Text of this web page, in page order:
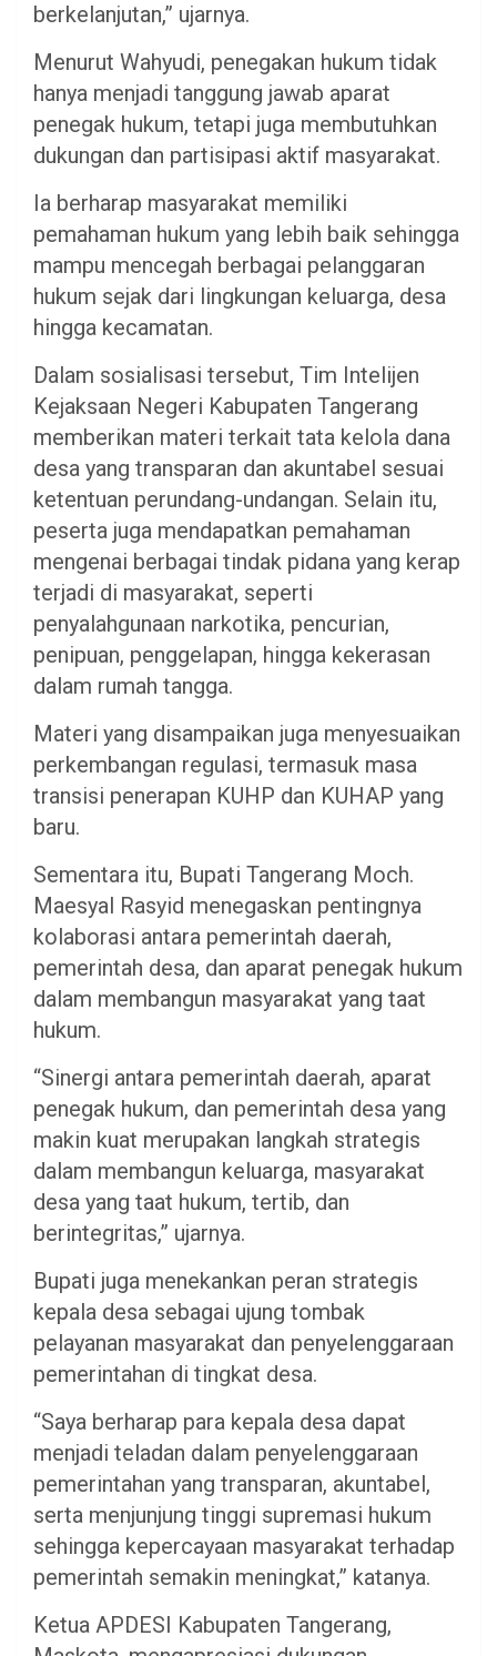
berkelanjutan,” ujarnya.
Menurut Wahyudi, penegakan hukum tidak
hanya menjadi tanggung jawab aparat
penegak hukum, tetapi juga membutuhkan
dukungan dan partisipasi aktif masyarakat.
Ia berharap masyarakat memiliki
pemahaman hukum yang lebih baik sehingga
mampu mencegah berbagai pelanggaran
hukum sejak dari lingkungan keluarga, desa
hingga kecamatan.
Dalam sosialisasi tersebut, Tim Intelijen
Kejaksaan Negeri Kabupaten Tangerang
memberikan materi terkait tata kelola dana
desa yang transparan dan akuntabel sesuai
ketentuan perundang-undangan. Selain itu,
peserta juga mendapatkan pemahaman
mengenai berbagai tindak pidana yang kerap
terjadi di masyarakat, seperti
penyalahgunaan narkotika, pencurian,
penipuan, penggelapan, hingga kekerasan
dalam rumah tangga.
Materi yang disampaikan juga menyesuaikan
perkembangan regulasi, termasuk masa
transisi penerapan KUHP dan KUHAP yang
baru.
Sementara itu, Bupati Tangerang Moch.
Maesyal Rasyid menegaskan pentingnya
kolaborasi antara pemerintah daerah,
pemerintah desa, dan aparat penegak hukum
dalam membangun masyarakat yang taat
hukum.
“Sinergi antara pemerintah daerah, aparat
penegak hukum, dan pemerintah desa yang
makin kuat merupakan langkah strategis
dalam membangun keluarga, masyarakat
desa yang taat hukum, tertib, dan
berintegritas,” ujarnya.
Bupati juga menekankan peran strategis
kepala desa sebagai ujung tombak
pelayanan masyarakat dan penyelenggaraan
pemerintahan di tingkat desa.
“Saya berharap para kepala desa dapat
menjadi teladan dalam penyelenggaraan
pemerintahan yang transparan, akuntabel,
serta menjunjung tinggi supremasi hukum
sehingga kepercayaan masyarakat terhadap
pemerintah semakin meningkat,” katanya.
Ketua APDESI Kabupaten Tangerang,